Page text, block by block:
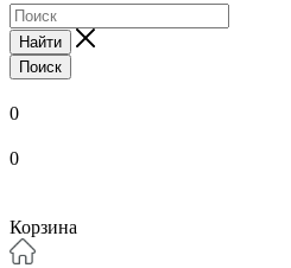
Найти
Поиск
0
0
Корзина